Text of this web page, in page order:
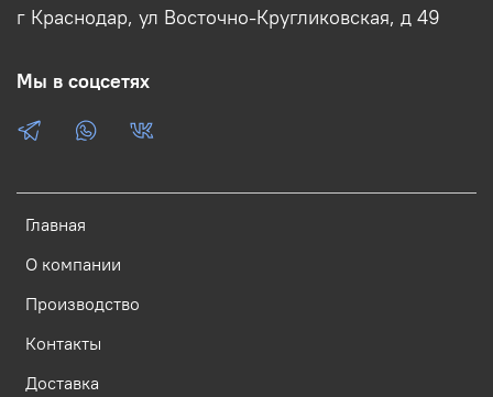
Главная
О компании
Производство
Контакты
Доставка
г Краснодар, ул Восточно-Кругликовская, д 49
Мы в соцсетях